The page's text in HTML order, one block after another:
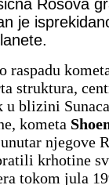
Rošova
je
raspadu
struktura,
u blizini
kometa
njegove
krhotine
tokom jula